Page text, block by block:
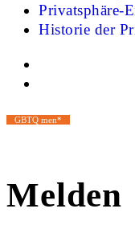
Privatsphäre-
Historie der
GBTQ men*
Melden